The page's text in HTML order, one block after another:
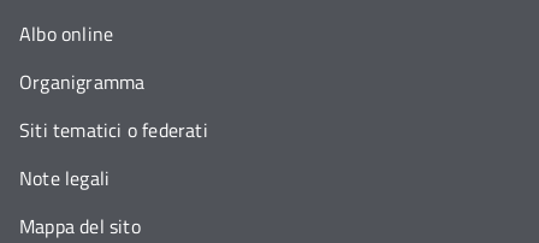
Albo online
Organigramma
Siti tematici o federati
Note legali
Mappa del sito